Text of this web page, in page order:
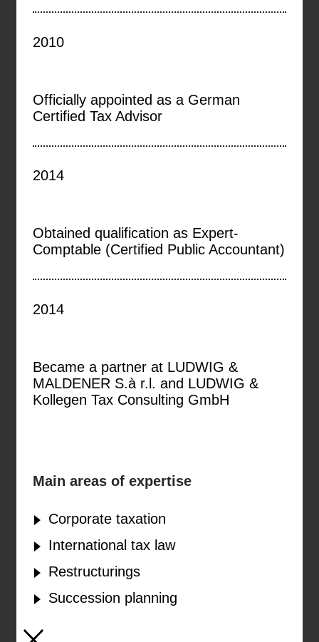
2010
Officially appointed as a German
Certified Tax Advisor
2014
Obtained qualification as Expert-
Comptable (Certified Public Accountant)
2014
Became a partner at LUDWIG &
MALDENER S.à r.l. and LUDWIG &
Kollegen Tax Consulting GmbH
Main areas of expertise
Corporate taxation
International tax law
Restructurings
Succession planning